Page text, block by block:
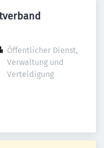
Öffentlicher Dienst,
Verwaltung und
Verteidigung